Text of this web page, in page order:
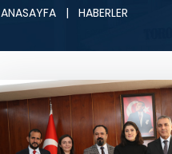
ANASAYFA | HABERLER